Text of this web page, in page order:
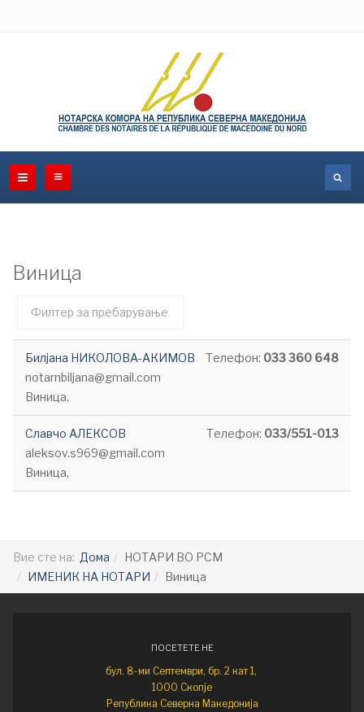
Виница
Необјавено
Филтер
Телефон: 033 360 648
Билјана НИКОЛОВА-АКИМОВ
notarnbiljana@gmail.com
Виница,
Телефон: 033/551-013
Славчо АЛЕКСОВ
aleksov.s969@gmail.com
Виница,
Вие сте на: Дома
НОТАРИ ВО РСМ
ИМЕНИК НА НОТАРИ
Виница
ПОСЕТЕТЕ НЕ
бул. 8-ми Септември, бр. 2 кат 1,
1000 Скопје
Република Северна Македонија